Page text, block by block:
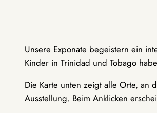
Unsere Exponate begeistern ein
Kinder in Trinidad und Tobago
Die Karte unten zeigt alle Orte, an
Ausstellung. Beim Anklicken